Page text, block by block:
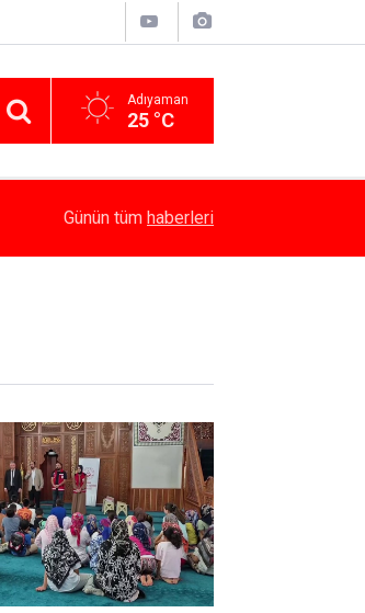
Adıyaman
25 °C
Besni’de Atv Devrildi: 4 Yaralı
Günün tüm haberleri